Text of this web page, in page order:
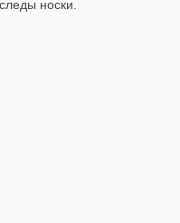
носки.